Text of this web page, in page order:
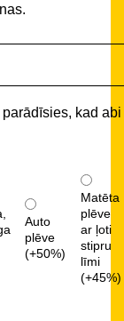
kad abi
Auto
plēve
(+50%)
Matēta
plēve
ar ļoti
stipru
līmi
(+45%)